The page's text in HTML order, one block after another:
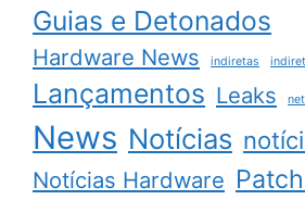
Guias e Detonados
Hardware News indiretas
Lançamentos Leaks
News Notícias
Notícias Hardware